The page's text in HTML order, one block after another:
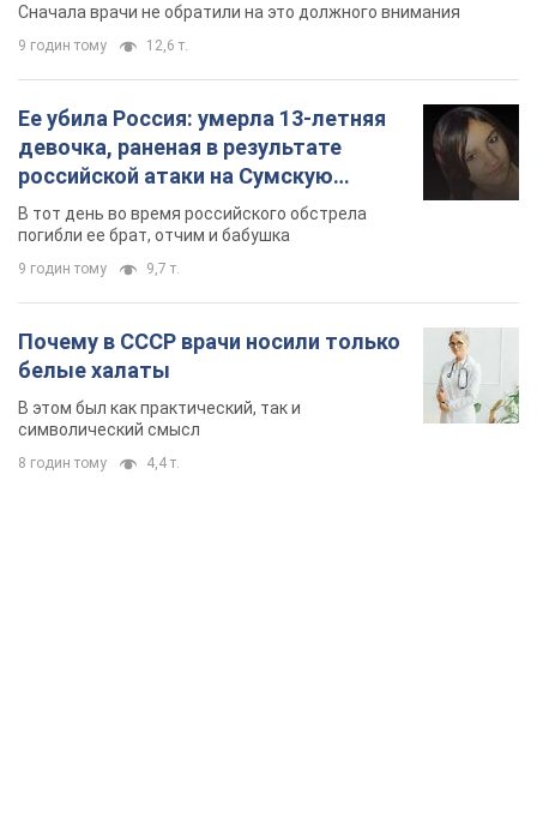
Сначала врачи не обратили на это должного внимания
9 годин тому 12,6 т.
Ее убила Россия: умерла 13-летняя
девочка, раненая в результате
российской атаки на Сумскую
область. Фото
В тот день во время российского обстрела
погибли ее брат, отчим и бабушка
9 годин тому 9,7 т.
Почему в СССР врачи носили только
белые халаты
В этом был как практический, так и
символический смысл
8 годин тому 4,4 т.